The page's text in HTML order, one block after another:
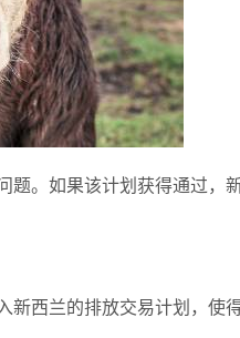
。如果该计划获得通过，
西兰的排放交易计划，使